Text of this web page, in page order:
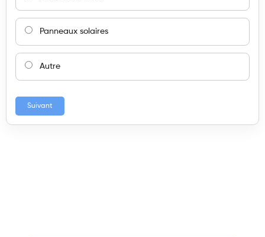
Panneaux solaires
Autre
Suivant